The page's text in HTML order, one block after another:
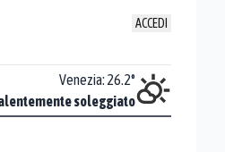
ACCEDI
Venezia: 26.2°
soleggiato